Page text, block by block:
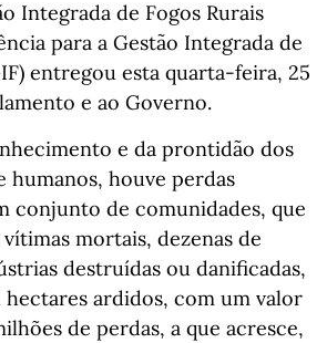
Integrada de Fogos Rurais
para a Gestão Integrada de
entregou esta quarta-feira, 25
e ao Governo.
e da prontidão dos
humanos, houve perdas
conjunto de comunidades, que
mortais, dezenas de
destruídas ou danificadas,
hectares ardidos, com um valor
de perdas, a que acresce,